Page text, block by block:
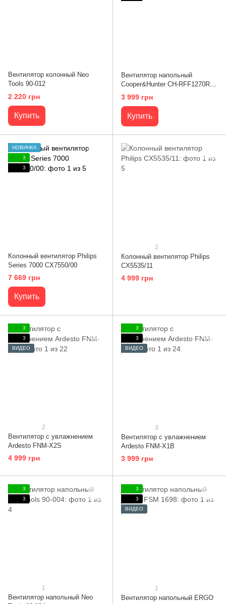
Вентилятор колонный Neo
Tools 90-012
2 220 грн
Купить
Вентилятор напольный
Cooper&Hunter CH-RFF1270RT
серый
3 999 грн
Купить
НОВИНКА
3
3
Колонный вентилятор Philips
Series 7000 CX7550/00
7 669 грн
Купить
2
Колонный вентилятор Philips
CX5535/11
4 999 грн
3
3
ВИДЕО
2
Вентилятор с увлажнением
Ardesto FNM-X2S
4 999 грн
3
3
ВИДЕО
3
Вентилятор с увлажнением
Ardesto FNM-X1B
3 999 грн
3
3
1
Вентилятор напольный Neo
3
3
ВИДЕО
1
Вентилятор напольный ERGO